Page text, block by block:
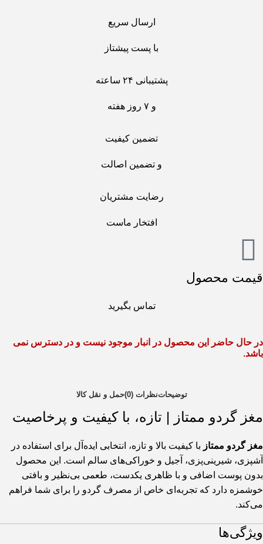
ارسال سریع
با پست پیشتاز
پشتیبانی ۲۴ ساعته
و ۷ روز هفته
تضمین کیفیت
و تضمین اصالت
رضایت مشتریان
افتخار ماست
قیمت محصول
تماس بگیرید
در حال حاضر این محصول در انبار موجود نیست و در دسترس نمی
باشد.
توضیحاتنظرات (0) حمل و نقل کالا
مغز گردو ممتاز | تازه، با کیفیت و پرخاصیت
مغز گردو ممتاز با کیفیت بالا و تازه، انتخابی ایده‌آل برای استفاده در
آشپزی، شیرینی‌پزی، آجیل و خوراکی‌های سالم است. این محصول
بدون پوست اضافی و با ظاهری یکدست، طعمی بی‌نظیر و بافتی
خوشمزه دارد که تجربه‌ای خاص از مصرف گردو را برای شما فراهم
می‌کند.
ویژگی‌ها